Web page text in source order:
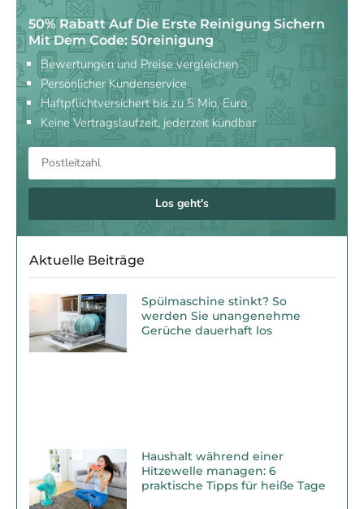
50% Rabatt Auf Die Erste Reinigung Sichern
Mit Dem Code: 50reinigung
Bewertungen und Preise vergleichen
Persönlicher Kundenservice
Haftpflichtversichert bis zu 5 Mio. Euro
Keine Vertragslaufzeit, jederzeit kündbar
Los geht's
Aktuelle Beiträge
Spülmaschine stinkt? So
werden Sie unangenehme
Gerüche dauerhaft los
Haushalt während einer
Hitzewelle managen: 6
praktische Tipps für heiße Tage